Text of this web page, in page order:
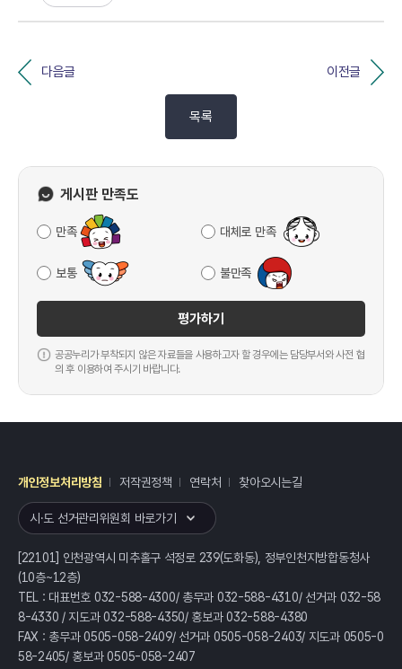
다음글 이전글
목록
게시판 만족도
만족 대체로 만족
보통 불만족
평가하기
공공누리가 부착되지 않은 자료들을 사용하고자 할 경우에는 담당부서와 사전 협
의 후 이용하여 주시기 바랍니다.
개인정보처리방침 저작권정책 연락처 찾아오시는길
시·도 선거관리위원회 바로가기
[22101] 인천광역시 미추홀구 석정로 239(도화동), 정부인천지방합동청사
(10층~12층)
TEL : 대표번호 032-588-4300/ 총무과 032-588-4310/ 선거과 032-58
8-4330 / 지도과 032-588-4350/ 홍보과 032-588-4380
FAX : 총무과 0505-058-2409/ 선거과 0505-058-2403/ 지도과 0505-0
58-2405/ 홍보과 0505-058-2407